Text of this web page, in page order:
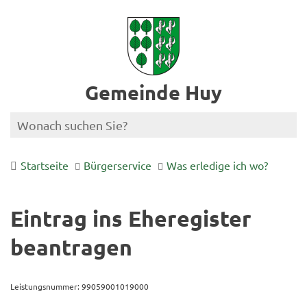
Gemeinde Huy
Startseite Bürgerservice Was erledige ich wo?
Eintrag ins Eheregister
beantragen
Leistungsnummer: 99059001019000